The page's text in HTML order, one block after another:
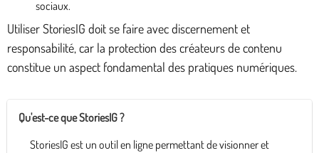
sociaux.
Utiliser StoriesIG doit se faire avec discernement et
responsabilité, car la protection des créateurs de contenu
constitue un aspect fondamental des pratiques numériques.
Qu'est-ce que StoriesIG ?
StoriesIG est un outil en ligne permettant de visionner et